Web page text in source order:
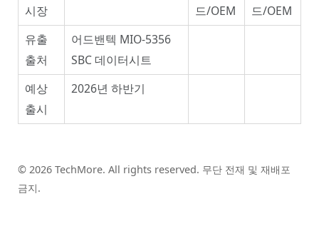
시장
드/OEM
드/OEM
유출
출처
어드밴텍 MIO-5356
SBC 데이터시트
예상
출시
2026년 하반기
© 2026 TechMore. All rights reserved. 무단 전재 및 재배포
금지.